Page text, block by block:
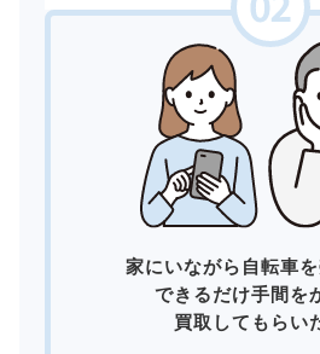
家にいながら自転車を
できるだけ手間を
買取してもらい